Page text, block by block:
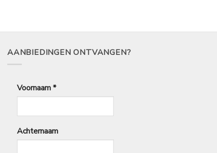
AANBIEDINGEN ONTVANGEN?
Voornaam*
Achternaam